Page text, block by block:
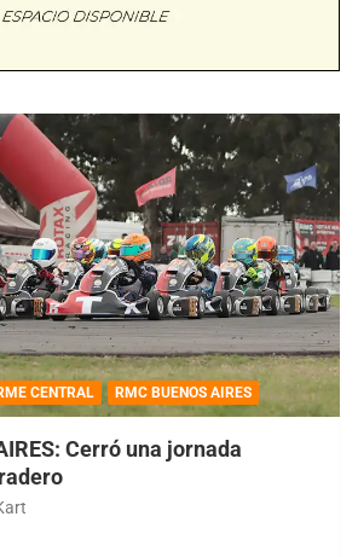
CENTRAL RMC BUENOS AIRES
Cerró una jornada